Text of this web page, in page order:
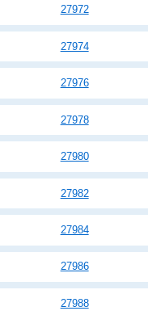
27972
27974
27976
27978
27980
27982
27984
27986
27988